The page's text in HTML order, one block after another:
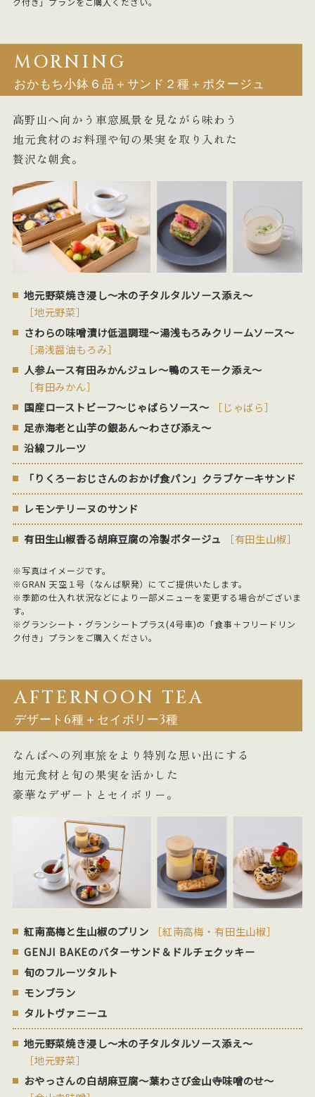
MORNING
おかもち小鉢６品＋サンド２種＋ポタージュ
高野山へ向かう車窓風景を見ながら味わう
地元食材のお料理や旬の果実を取り入れた
贅沢な朝食。
地元野菜焼き浸し～木の子タルタルソース添え～
［地元野菜］
さわらの味噌漬け低温調理～湯浅もろみクリームソース～
［湯浅醤油もろみ］
人参ムース有田みかんジュレ～鴨のスモーク添え～
［有田みかん］
国産ローストビーフ～じゃばらソース～
［じゃばら］
足赤海老と山芋の銀あん～わさび添え～
沿線フルーツ
「りくろーおじさんのおかげ食パン」クラブケーキサンド
レモンテリーヌのサンド
有田生山椒香る胡麻豆腐の冷製ポタージュ ［有田生山椒］
※写真はイメージです。
※GRAN 天空１号（なんば駅発）にてご提供いたします。
※季節の仕入れ状況などにより一部メニューを変更する場合がございま
す。
※グランシート・グランシートプラス(4号車)の「食事＋フリードリン
ク付き」プランをご購入ください。
AFTERNOON TEA
デザート6種＋セイボリー3種
なんばへの列車旅をより特別な思い出にする
地元食材と旬の果実を活かした
豪華なデザートとセイボリー。
紅南高梅と生山椒のプリン
［紅南高梅・有田生山椒］
GENJI BAKEのバターサンド＆ドルチェクッキー
旬のフルーツタルト
モンブラン
タルトヴァニーユ
地元野菜焼き浸し～木の子タルタルソース添え～
［地元野菜］
おやっさんの白胡麻豆腐～葉わさび金山寺味噌のせ～